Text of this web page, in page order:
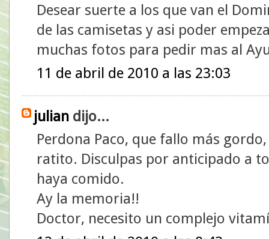
Desear suerte a los que van el
de las camisetas y asi poder
muchas fotos para pedir mas al
11 de abril de 2010 a las 23:03
julian dijo...
Perdona Paco, que fallo más
ratito. Disculpas por anticipado a
haya comido.
Ay la memoria!!
Doctor, necesito un complejo